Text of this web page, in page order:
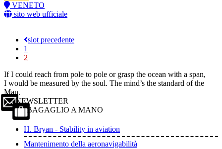
VENETO
sito web ufficiale
slot precedente
1
2
If I could reach from pole to pole or grasp the ocean with a span,
I would be measured by the soul. The mind’s the standard of the
Man.
NEWSLETTER
BAGAGLIO A MANO
H. Bryan - Stability in aviation
Mantenimento della aeronavigabilità